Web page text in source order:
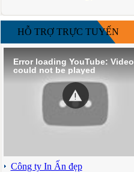
HỖ TRỢ TRỰC TUYẾN
Error loading YouTube: Video
could not be played
Công ty In Ấn đẹp